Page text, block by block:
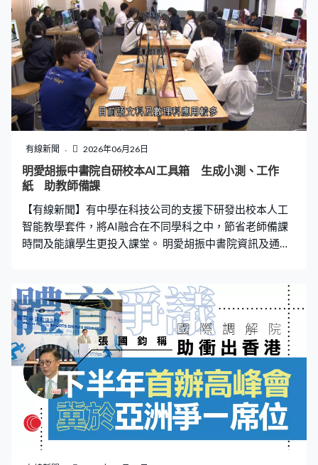
除了沙門氏菌外，牠們因為壓力、擠迫的環境，因為未能
提供牠所需，有機會壓力大爆發，導致寄生蟲氾濫，是需
要顯微鏡才看見。如果人類交叉感染，是可以有很嚴重的
病。」
有線新聞 2026年06月26日
明愛胡振中書院自研校本AI工具箱 生成小測、工作
紙 助教師備課
【有線新聞】有中學在科技公司的支援下研發出校本人工
智能教學套件，將AI融合在不同學科之中，節省老師備課
時間及能讓學生更投入課堂。 明愛胡振中書院資訊及通訊
裡，讓同事可以方便地使用。他們會將這裡生成有用的東
西，例如小測、工作紙，放到課堂上使用，這樣就可以節
省老師備課，準備很多教材的時間。」 這間中學在科技公
司的支援下研發出校本AI教學套件，節省使用雲端AI的成
本，敏感的行政資料亦受到保護。學校將AI教育融合在不
同學科中，目前語文科及數理科應用較多，學生更投入課
堂。明愛胡振中書院資訊及通訊科技科主任李曉楠：「以
前好多時間他們要靠想像，甚至我們做角色扮演，老師扮
演一個角色讓你問問題，都要由老師去扮演。但現在用了
AI之後，當我請學生例如做設計思維時，他們真的可以與